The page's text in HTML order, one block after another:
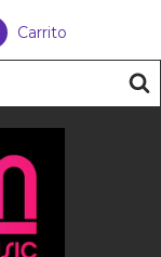
Carrito